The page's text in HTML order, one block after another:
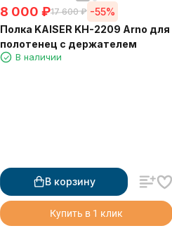
8 000 ₽17 600 ₽ -55%
Полка KAISER KH-2209 Arno для
полотенец с держателем
В наличии
В корзину
Купить в 1 клик